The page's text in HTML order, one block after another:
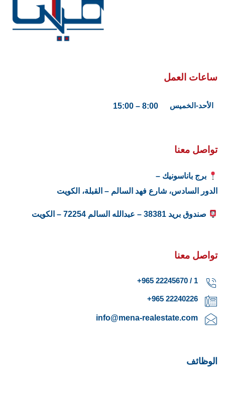
ساعات العمل
الأحد-الخميس 8:00 – 15:00
تواصل معنا
برج باناسونيك –
الدور السادس، شارع فهد السالم – القبلة، الكويت
صندوق بريد 38381 – عبدالله السالم 72254 – الكويت
تواصل معنا
1 / 22245670 965+
22240226 965+
info@mena-realestate.com
الوظائف